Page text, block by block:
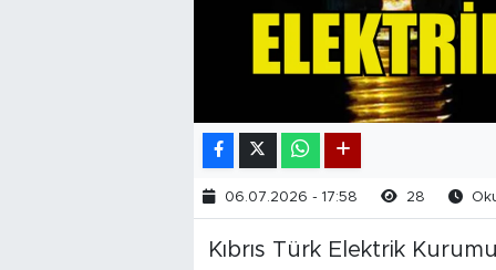
06.07.2026 - 17:58 28
Kıbrıs Türk Elektrik